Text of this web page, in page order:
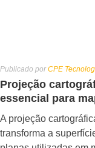
Publicado por CPE
Projeção
essencial para
A projeção
transforma a